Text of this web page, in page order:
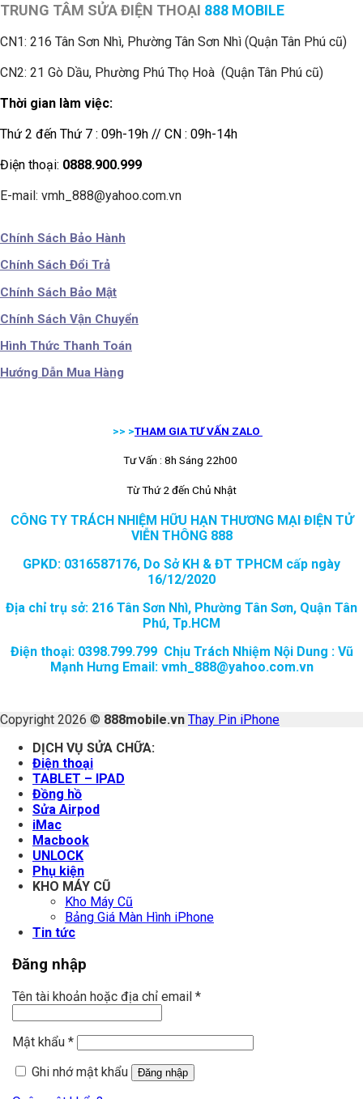
TRUNG TÂM SỬA ĐIỆN THOẠI 888 MOBILE
CN1: 216 Tân Sơn Nhì, Phường Tân Sơn Nhì (Quận Tân Phú cũ)
CN2: 21 Gò Dầu, Phường Phú Thọ Hoà (Quận Tân Phú cũ)
Thời gian làm việc:
Thứ 2 đến Thứ 7 : 09h-19h // CN : 09h-14h
Điện thoại: 0888.900.999
E-mail: vmh_888@yahoo.com.vn
Chính Sách Bảo Hành
Chính Sách Đổi Trả
Chính Sách Bảo Mật
Chính Sách Vận Chuyển
Hình Thức Thanh Toán
Hướng Dẫn Mua Hàng
>> >THAM GIA TƯ VẤN ZALO
Tư Vấn : 8h Sáng 22h00
Từ Thứ 2 đến Chủ Nhật
CÔNG TY TRÁCH NHIỆM HỮU HẠN THƯƠNG MẠI ĐIỆN TỬ
VIỄN THÔNG 888
GPKD: 0316587176, Do Sở KH & ĐT TPHCM cấp ngày
16/12/2020
Địa chỉ trụ sở: 216 Tân Sơn Nhì, Phường Tân Sơn, Quận Tân
Phú, Tp.HCM
Điện thoại: 0398.799.799 Chịu Trách Nhiệm Nội Dung : Vũ
Mạnh Hưng Email: vmh_888@yahoo.com.vn
Copyright 2026 © 888mobile.vn Thay Pin iPhone
DỊCH VỤ SỬA CHỮA:
Điện thoại
TABLET – IPAD
Đồng hồ
Sửa Airpod
iMac
Macbook
UNLOCK
Phụ kiện
KHO MÁY CŨ
Kho Máy Cũ
Bảng Giá Màn Hình iPhone
Tin tức
Đăng nhập
Tên tài khoản hoặc địa chỉ email *
Mật khẩu *
Ghi nhớ mật khẩu
Đăng nhập